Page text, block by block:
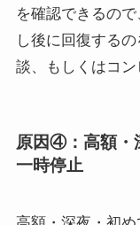
を確認できるの
し後に回復する
談、もしくはコン
原因④：高額・
一時停止